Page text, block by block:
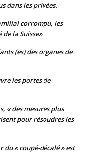
dans les privées.
corrompu, les
la Suisse»
(es) des organes de
les portes de
« des mesures plus
pour résoudres les
du « coupé-décalé » est